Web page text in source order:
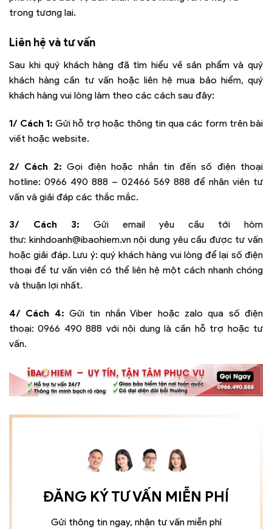
trong tương lai.
Liên hệ và tư vấn
Sau khi quý khách hàng đã tìm hiểu về sản phẩm và quý
khách hàng cần tư vấn hoặc liên hệ mua bảo hiểm, quý
khách hàng vui lòng làm theo các cách sau đây:
1/ Cách 1: Gửi hỗ trợ hoặc thông tin qua các form trên bài
viết hoặc website.
2/ Cách 2: Gọi điện hoặc nhắn tin đến số điện thoại
hotline: 0966 490 888 – 02466 569 888 để nhân viên tư
vấn và giải đáp các thắc mắc.
3/ Cách 3: Gửi email yêu cầu tới hòm
thư: kinhdoanh@ibaohiem.vnnội dung yêu cầu được tư vấn
hoặc giải đáp. Lưu ý: quý khách hàng vui lòng để lại số điện
thoại để tư vấn viên có thể liên hệ một cách nhanh chóng
và thuận lợi nhất.
4/ Cách 4: Gửi tin nhắn Viber hoặc zalo qua số điện
thoại:0966 490 888 với nội dung là cần hỗ trợ hoặc tư
vấn.
ĐĂNG KÝ TƯ VẤN MIỄN PHÍ
Gửi thông tin ngay, nhận tư vấn miễn phí